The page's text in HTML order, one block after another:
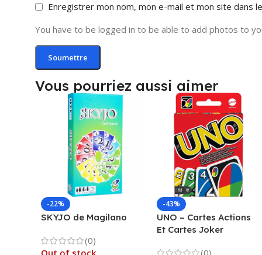
Enregistrer mon nom, mon e-mail et mon site dans
You have to be logged in to be able to add photos to
Vous pourriez aussi aimer
-22%
SKYJO de Magilano
(0)
Out of stock
-43%
UNO – Cartes Actions
Et Cartes Joker
(0)